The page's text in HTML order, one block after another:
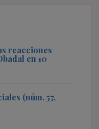
reacciones
en 10
(núm. 57,